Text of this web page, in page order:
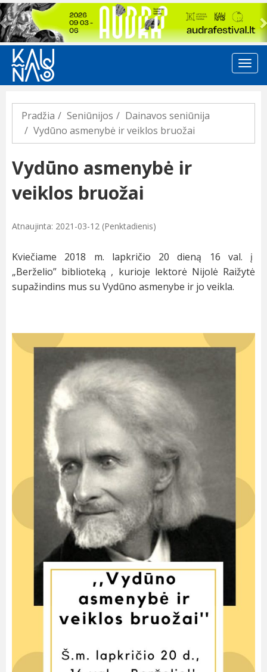
Previous
Pradžia Seniūnijos
Dainavos seniūnija
Vydūno asmenybė ir veiklos bruožai
Vydūno asmenybė ir
veiklos bruožai
Atnaujinta: 2021-03-12 (Penktadienis)
Kviečiame 2018 m. lapkričio 20 dieną 16 val. į
„Berželio” biblioteką , kurioje lektorė Nijolė Raižytė
supažindins mus su Vydūno asmenybe ir jo veikla.